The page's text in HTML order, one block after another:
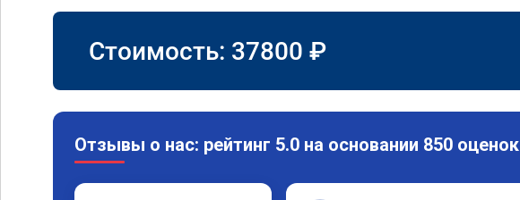
Стоимость: 37800 ₽
Отзывы о нас: рейтинг 5.0 на основании 850 оценок